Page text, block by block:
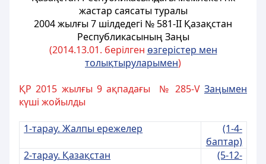
жастар саясаты туралы
2004 жылғы 7 шілдедегі № 581-II Қазақстан
Республикасының Заңы
(2014.13.01. берілген өзгерістер мен
толықтыруларымен)
ҚР 2015 жылғы 9 ақпадағы № 285-V Заңымен
күші жойылды
1-тарау. Жалпы ережелер
(1-4-
баптар)
2-тарау. Қазақстан
(5-12-